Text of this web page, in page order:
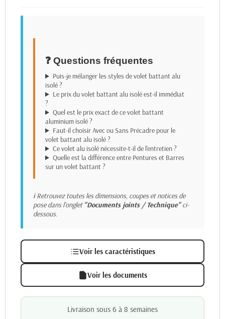
❓ Questions fréquentes
Puis-je mélanger les styles de volet battant alu
isolé ?
Le prix du volet battant alu isolé est-il immédiat
?
Quel est le prix exact de ce volet battant
aluminium isolé ?
Faut-il choisir Avec ou Sans Précadre pour le
volet battant alu isolé ?
Ce volet alu isolé nécessite-t-il de l'entretien ?
Quelle est la différence entre Pentures et Barres
sur un volet battant ?
ℹ️ Retrouvez toutes les dimensions, coupes et notices de
pose dans l'onglet "Documents joints / Technique"ci-
dessous.
Voir les caractéristiques
Voir les documents
Livraison sous 6 à 8 semaines